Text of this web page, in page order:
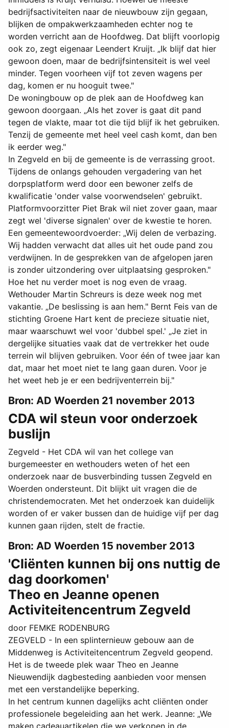
bedrijfsactiviteiten naar de nieuwbouw zijn gegaan,
blijken de ompakwerkzaamheden echter nog te
worden verricht aan de Hoofdweg. Dat blijft voorlopig
ook zo, zegt eigenaar Leendert Kruijt. „Ik blijf dat hier
gewoon doen, maar de bedrijfsintensiteit is wel veel
minder. Tegen voorheen vijf tot zeven wagens per
dag, komen er nu hooguit twee."
De woningbouw op de plek aan de Hoofdweg kan
gewoon doorgaan. „Als het zover is gaat dit pand
tegen de vlakte, maar tot die tijd blijf ik het gebruiken.
Tenzij de gemeente met heel veel cash komt, dan ben
ik eerder weg."
In Zegveld en bij de gemeente is de verrassing groot.
Tijdens de onlangs gehouden vergadering van het
dorpsplatform werd door een bewoner zelfs de
kwalificatie 'onder valse voorwendselen' gebruikt.
Platformvoorzitter Piet Brak wil niet zover gaan, maar
zegt wel 'diverse signalen' over de kwestie te horen.
Een gemeentewoordvoerder: „Wij delen de verbazing.
Wij hadden verwacht dat alles uit het oude pand zou
verdwijnen. In de gesprekken van de afgelopen jaren
is zonder uitzondering over uitplaatsing gesproken."
Hoe het nu verder moet is nog even de vraag.
Wethouder Martin Schreurs is deze week nog met
vakantie. „De beslissing is aan hem." Bernt Feis van de
stichting Groene Hart kent de precieze situatie niet,
maar waarschuwt wel voor 'dubbel spel.' „Je ziet in
dergelijke situaties vaak dat de vertrekker het oude
terrein wil blijven gebruiken. Voor één of twee jaar kan
dat, maar het moet niet te lang gaan duren. Voor je
het weet heb je er een bedrijventerrein bij."
Bron: AD Woerden 21 november 2013
CDA wil steun voor onderzoek
buslijn
Zegveld - Het CDA wil van het college van
burgemeester en wethouders weten of het een
onderzoek naar de busverbinding tussen Zegveld en
Woerden ondersteunt. Dit blijkt uit vragen die de
christendemocraten. Met het onderzoek kan duidelijk
worden of er vaker bussen dan de huidige vijf per dag
kunnen gaan rijden, stelt de fractie.
Bron: AD Woerden 15 november 2013
'Cliënten kunnen bij ons nuttig de
dag doorkomen'
Theo en Jeanne openen
Activiteitencentrum Zegveld
door FEMKE RODENBURG
ZEGVELD - In een splinternieuw gebouw aan de
Middenweg is Activiteitencentrum Zegveld geopend.
Het is de tweede plek waar Theo en Jeanne
Nieuwendijk dagbesteding aanbieden voor mensen
met een verstandelijke beperking.
In het centrum kunnen dagelijks acht cliënten onder
professionele begeleiding aan het werk. Jeanne: „We